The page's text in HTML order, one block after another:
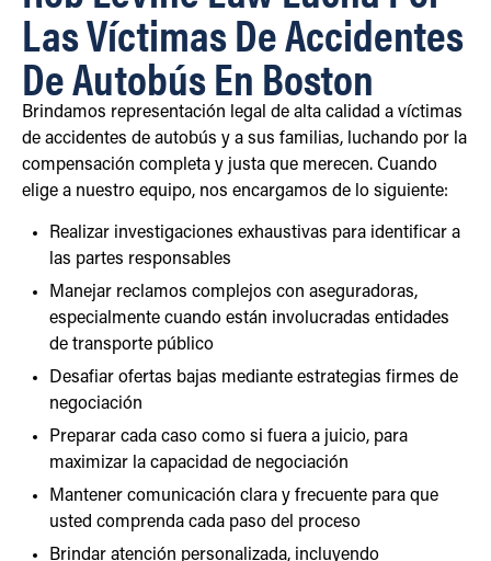
Las Víctimas De Accidentes
De Autobús En Boston
Brindamos representación legal de alta calidad a víctimas
de accidentes de autobús y a sus familias, luchando por la
compensación completa y justa que merecen. Cuando
elige a nuestro equipo, nos encargamos de lo siguiente:
Realizar investigaciones exhaustivas para identificar a
las partes responsables
Manejar reclamos complejos con aseguradoras,
especialmente cuando están involucradas entidades
de transporte público
Desafiar ofertas bajas mediante estrategias firmes de
negociación
Preparar cada caso como si fuera a juicio, para
maximizar la capacidad de negociación
Mantener comunicación clara y frecuente para que
usted comprenda cada paso del proceso
Brindar atención personalizada, incluyendo